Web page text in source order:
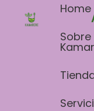
Home
Sobre